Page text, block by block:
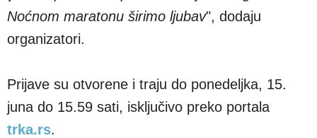
Noćnom maratonu širimo ljubav", dodaju
organizatori.
Prijave su otvorene i traju do ponedeljka, 15.
juna do 15.59 sati, isključivo preko portala
trka.rs.